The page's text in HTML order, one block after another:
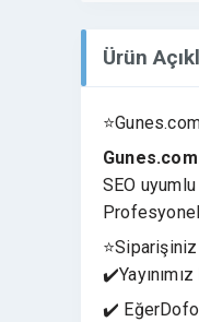
Ürün
SEO
✔️